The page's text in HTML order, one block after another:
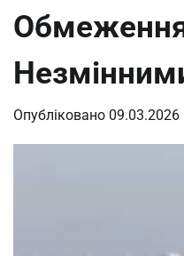
Опубліковано 09.03.2026